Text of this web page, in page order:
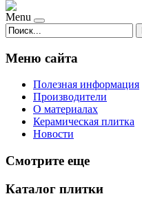
Menu
Меню сайта
Полезная информация
Производители
О материалах
Керамическая плитка
Новости
Смотрите еще
Каталог плитки